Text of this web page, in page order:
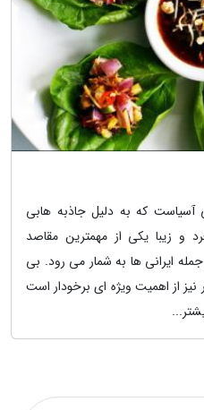
آسیاست که به دلیل جاذبه هابی
و زیبا یکی از مهمترین مقاصد
ایرانی ها به شمار می رود. بی
از اهمیت ویژه ای برخودار است